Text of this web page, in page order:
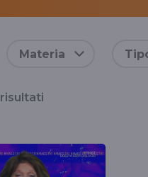
Materia
risultati